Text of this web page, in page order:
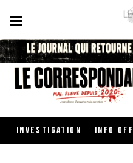
INVESTIGATION INFO OFF